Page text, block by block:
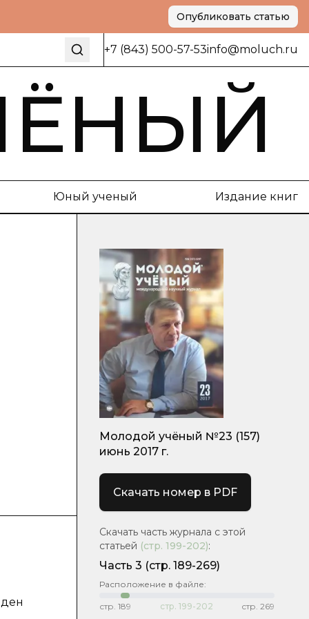
Опубликовать статью
+7 (843) 500-57-53info@moluch.ru
Юный ученый Издание книг
Молодой учёный №23 (157)
июнь 2017 г.
Скачать номер в PDF
Скачать часть журнала с этой
статьей (стр. 199-202):
Часть 3 (cтр. 189-269)
Расположение в файле:
стр. 189 стр. 199-202 стр. 269